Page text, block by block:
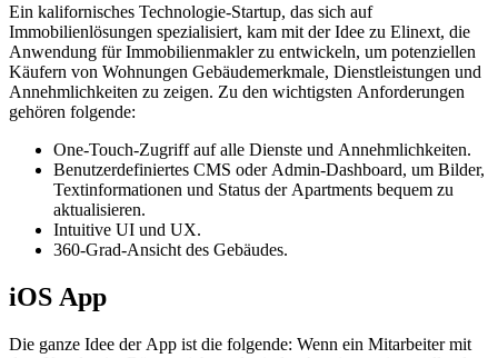
Ein kalifornisches Technologie-Startup, das sich auf
Immobilienlösungen spezialisiert, kam mit der Idee zu Elinext, die
Anwendung für Immobilienmakler zu entwickeln, um potenziellen
Käufern von Wohnungen Gebäudemerkmale, Dienstleistungen und
Annehmlichkeiten zu zeigen. Zu den wichtigsten Anforderungen
gehören folgende:
One-Touch-Zugriff auf alle Dienste und Annehmlichkeiten.
Benutzerdefiniertes CMS oder Admin-Dashboard, um Bilder,
Textinformationen und Status der Apartments bequem zu
aktualisieren.
Intuitive UI und UX.
360-Grad-Ansicht des Gebäudes.
iOS App
Die ganze Idee der App ist die folgende: Wenn ein Mitarbeiter mit